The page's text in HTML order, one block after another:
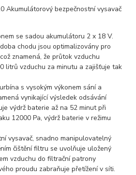
Akumulátorový bezpečnostní vysavač
se sadou akumulátoru 2 x 18 V.
chodu jsou optimalizovány pro
znamená, že průtok vzduchu
litrů vzduchu za minutu a zajišťuje tak
s vysokým výkonem sání a
vynikající výsledek odsávání
výdrž baterie až na 52 minut při
12000 Pa, výdrž baterie v režimu
vysavač, snadno manipulovatelný
čištění filtru se uvolňuje uložený
vzduchu do filtrační patrony
proudu zabraňuje přetížení v síti.